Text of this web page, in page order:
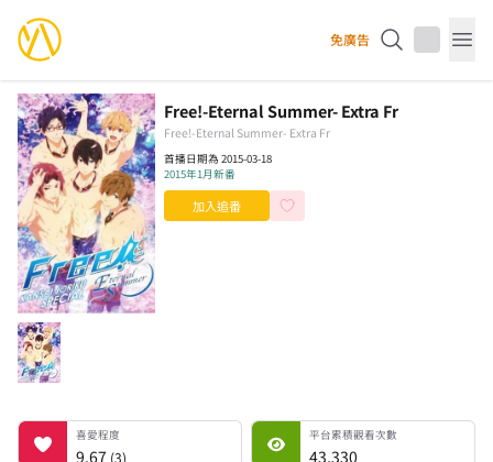
YourAnimes 你的動畫 免廣告
Free!-Eternal Summer- Extra Fr
Free!-Eternal Summer- Extra Fr
首播日期為 2015-03-18
2015年1月新番
加入追番
喜愛程度喜愛程度
9.67 (3)
平台累積觀看次數 平台累積觀看次數
43,330
記錄總人數
完食人數
追番中人數
一時中斷人數
棄番人數
計劃觀看人數